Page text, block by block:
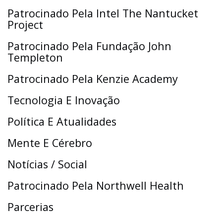
Patrocinado Pela Intel The Nantucket
Project
Patrocinado Pela Fundação John
Templeton
Patrocinado Pela Kenzie Academy
Tecnologia E Inovação
Política E Atualidades
Mente E Cérebro
Notícias / Social
Patrocinado Pela Northwell Health
Parcerias